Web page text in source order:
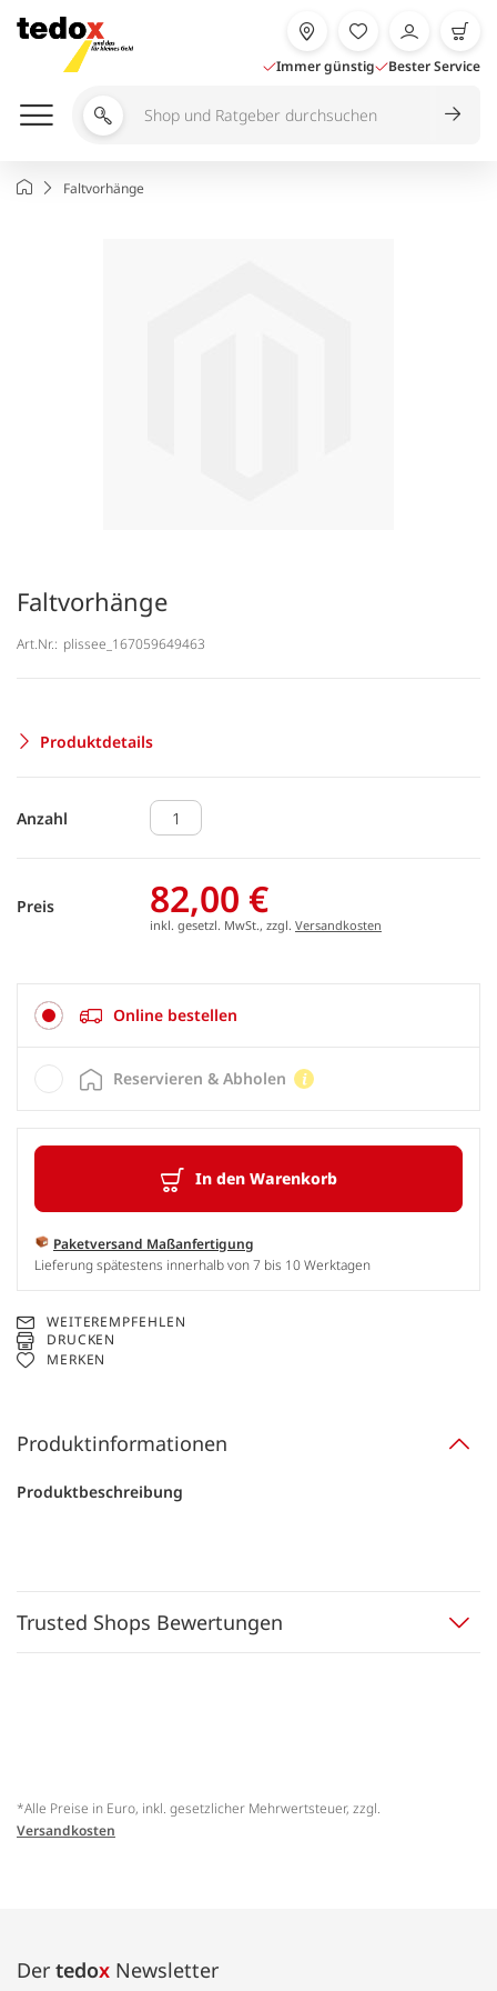
Inhalt
springen
Immer günstig Bester Service
Shop
durchsuchen
StartseiteFaltvorhänge
Faltvorhänge
Art.Nr.: plissee_167059649463
Produktdetails
Anzahl
Preis 82,00 €
inkl. gesetzl. MwSt., zzgl. Versandkosten
Online bestellen
In den Warenkorb
Paketversand Maßanfertigung
Lieferung spätestens innerhalb von 7 bis 10 Werktagen
Reservieren & Abholen
WEITEREMPFEHLEN
DRUCKEN
MERKEN
Produktinformationen
Produktbeschreibung
Trusted Shops Bewertungen
*Alle Preise in Euro, inkl. gesetzlicher Mehrwertsteuer, zzgl.
Versandkosten
Der tedox Newsletter